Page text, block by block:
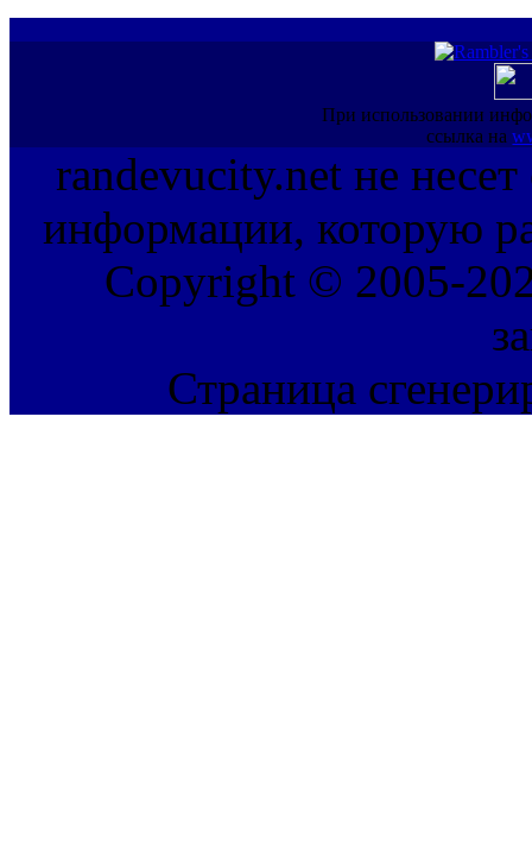
При использовании
ссылка на
randevucity.net не несет
информации, которую
Copyright © 2005-
Страница